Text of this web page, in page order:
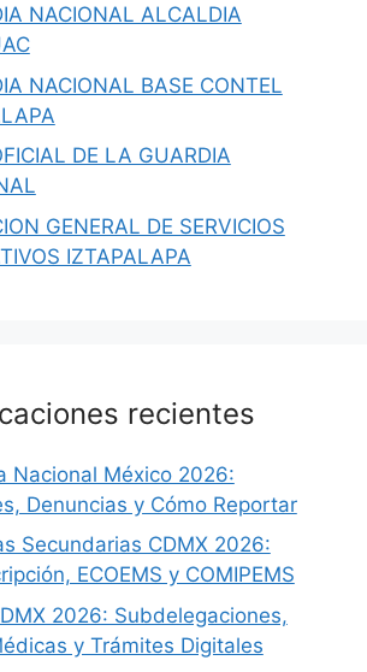
NACIONAL ALCALDIA
NACIONAL BASE CONTEL
DE LA GUARDIA
GENERAL DE SERVICIOS
IZTAPALAPA
recientes
Nacional México 2026:
Denuncias y Cómo Reportar
Secundarias CDMX 2026:
ECOEMS y COMIPEMS
2026: Subdelegaciones,
y Trámites Digitales